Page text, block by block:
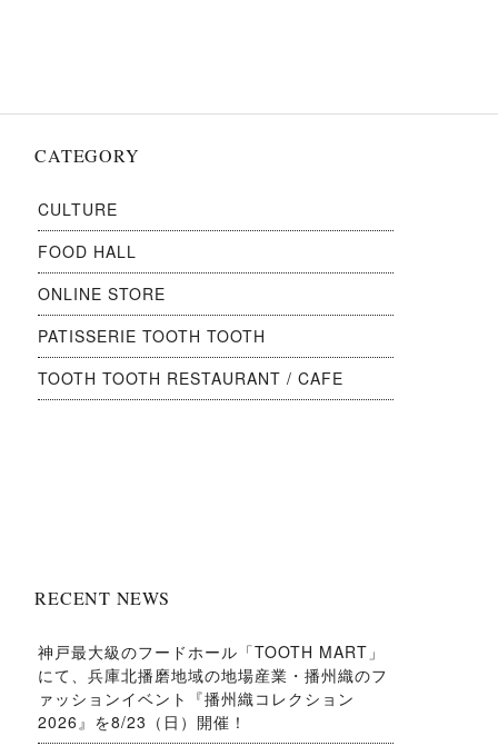
CATEGORY
CULTURE
FOOD HALL
ONLINE STORE
PATISSERIE TOOTH TOOTH
TOOTH TOOTH RESTAURANT / CAFE
RECENT NEWS
神戸最大級のフードホール「TOOTH MART」
にて、兵庫北播磨地域の地場産業・播州織のフ
ァッションイベント『播州織コレクション
2026』を8/23（日）開催！